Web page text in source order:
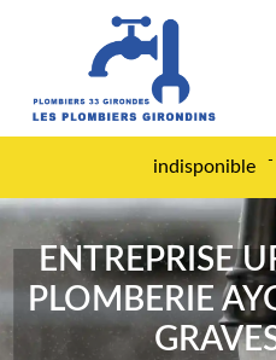
indisponible -
ENTREPRISE
PLOMBERIE